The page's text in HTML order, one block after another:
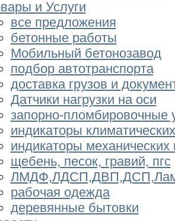
и Услуги
все предложения
бетонные работы
Мобильный бетонозавод
подбор автотранспорта
доставка грузов и
Датчики нагрузки на оси
запорно-пломбировочные
индикаторы
индикаторы механических
щебень, песок, гравий, пгс
рабочая одежда
деревянные бытовки